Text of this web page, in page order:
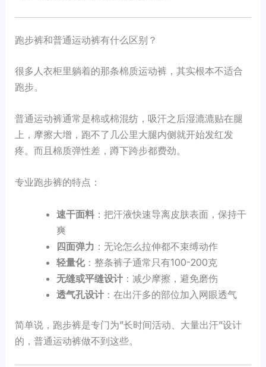
跑步裤和普通运动裤有什么区别？
很多人衣柜里躺着的那条棉质运动裤，其实根本不适合
跑步。
普通运动裤通常是棉或棉混纺，吸汗之后湿漉漉贴在腿
上，摩擦大增，跑不了几公里大腿内侧就开始发红发
疼。而且棉质弹性差，蹲下跨步都费劲。
专业跑步裤的特点：
速干面料：把汗液快速导离皮肤表面，保持干
爽
四面弹力 ：无论怎么拉伸都不束缚动作
轻量化：整条裤子通常只有100-200克
无缝或平缝设计：减少摩擦，避免磨伤
透气孔设计：在出汗多的部位加入网眼透气
简单说，跑步裤是专门为”长时间活动、大量出汗”设计
的，普通运动裤做不到这些。